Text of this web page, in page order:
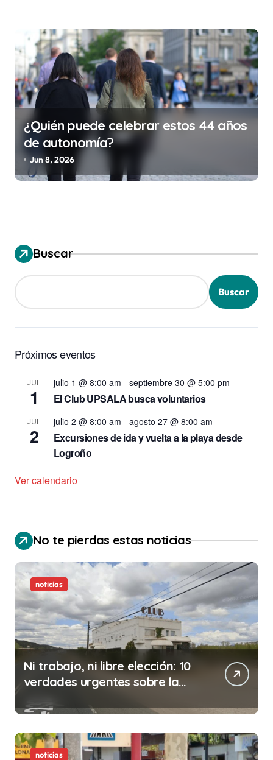
¿Quién puede celebrar estos 44 años
de autonomía?
Jun 8, 2026
Buscar
Buscar
Próximos eventos
JUL
1
julio 1 @ 8:00 am - septiembre 30 @ 5:00 pm
El Club UPSALA busca voluntarios
JUL
2
julio 2 @ 8:00 am - agosto 27 @ 8:00 am
Excursiones de ida y vuelta a la playa desde
Logroño
Ver calendario
No te pierdas estas noticias
noticias
Ni trabajo, ni libre elección: 10
verdades urgentes sobre la
noticias